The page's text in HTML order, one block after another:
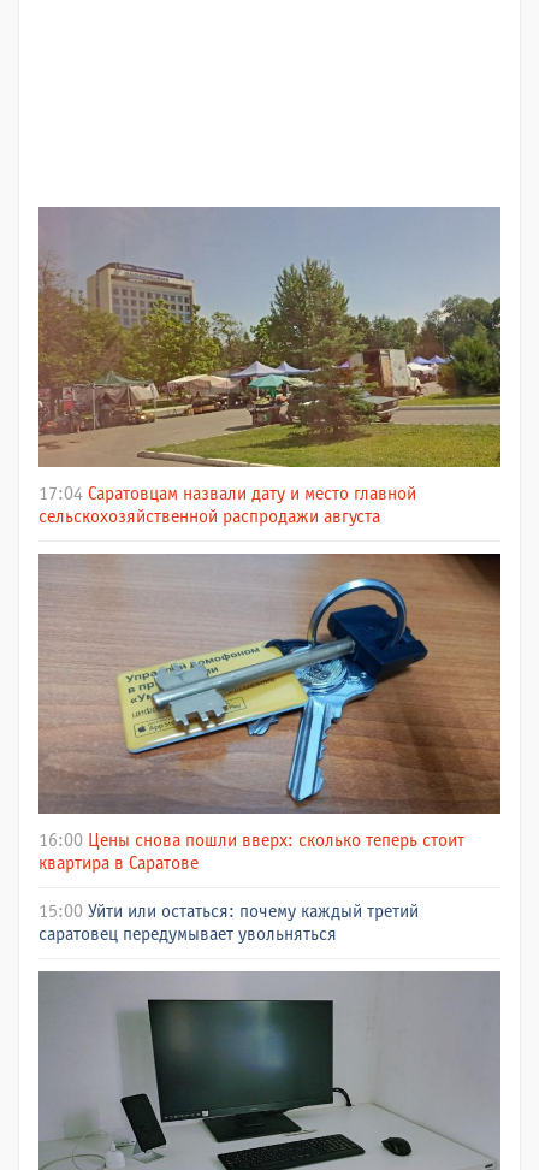
17:04 Саратовцам назвали дату и место главной
сельскохозяйственной распродажи августа
16:00 Цены снова пошли вверх: сколько теперь стоит
квартира в Саратове
15:00 Уйти или остаться: почему каждый третий
саратовец передумывает увольняться